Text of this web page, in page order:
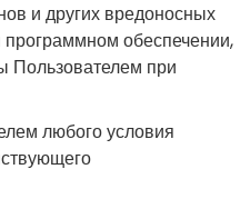
и других вредоносных
обеспечении,
Пользователем при
любого условия